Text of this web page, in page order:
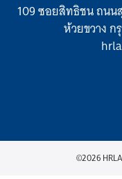
109 ซอยสิทธิชน ถนน
ห้วยขวาง ก
©2026